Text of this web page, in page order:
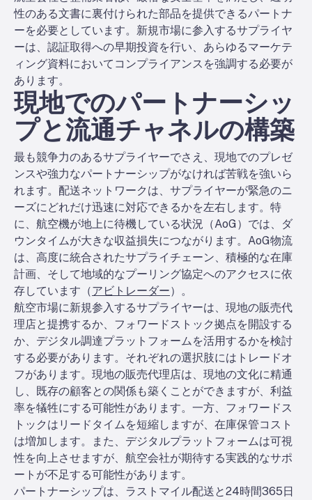
性のある文書に裏付けられた部品を提供できるパートナ
ーを必要としています。新規市場に参入するサプライヤ
ーは、認証取得への早期投資を行い、あらゆるマーケテ
ィング資料においてコンプライアンスを強調する必要が
あります。
現地でのパートナーシッ
プと流通チャネルの構築
最も競争力のあるサプライヤーでさえ、現地でのプレゼ
ンスや強力なパートナーシップがなければ苦戦を強いら
れます。配送ネットワークは、サプライヤーが緊急のニ
ーズにどれだけ迅速に対応できるかを左右します。特
に、航空機が地上に待機している状況（AoG）では、ダ
ウンタイムが大きな収益損失につながります。AoG物流
は、高度に統合されたサプライチェーン、積極的な在庫
計画、そして地域的なプーリング協定へのアクセスに依
存しています（アビトレーダー）。
航空市場に新規参入するサプライヤーは、現地の販売代
理店と提携するか、フォワードストック拠点を開設する
か、デジタル調達プラットフォームを活用するかを検討
する必要があります。それぞれの選択肢にはトレードオ
フがあります。現地の販売代理店は、現地の文化に精通
し、既存の顧客との関係も築くことができますが、利益
率を犠牲にする可能性があります。一方、フォワードス
トックはリードタイムを短縮しますが、在庫保管コスト
は増加します。また、デジタルプラットフォームは可視
性を向上させますが、航空会社が期待する実践的なサポ
ートが不足する可能性があります。
パートナーシップは、ラストマイル配送と24時間365日